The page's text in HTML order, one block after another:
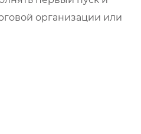
организации или